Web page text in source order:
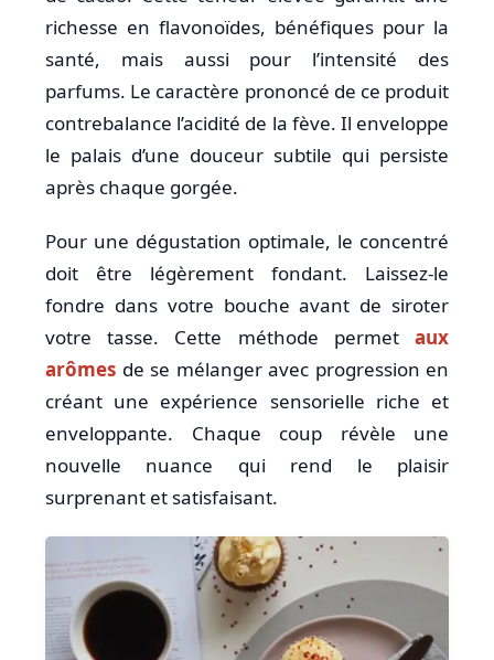
richesse en flavonoïdes, bénéfiques pour la
santé, mais aussi pour l’intensité des
parfums. Le caractère prononcé de ce produit
contrebalance l’acidité de la fève. Il enveloppe
le palais d’une douceur subtile qui persiste
après chaque gorgée.
Pour une dégustation optimale, le concentré
doit être légèrement fondant. Laissez-le
fondre dans votre bouche avant de siroter
votre tasse. Cette méthode permet aux
arômes de se mélanger avec progression en
créant une expérience sensorielle riche et
enveloppante. Chaque coup révèle une
nouvelle nuance qui rend le plaisir
surprenant et satisfaisant.